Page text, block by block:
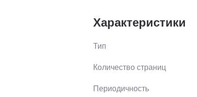
Характеристики
Тип
Количество страниц
Периодичность